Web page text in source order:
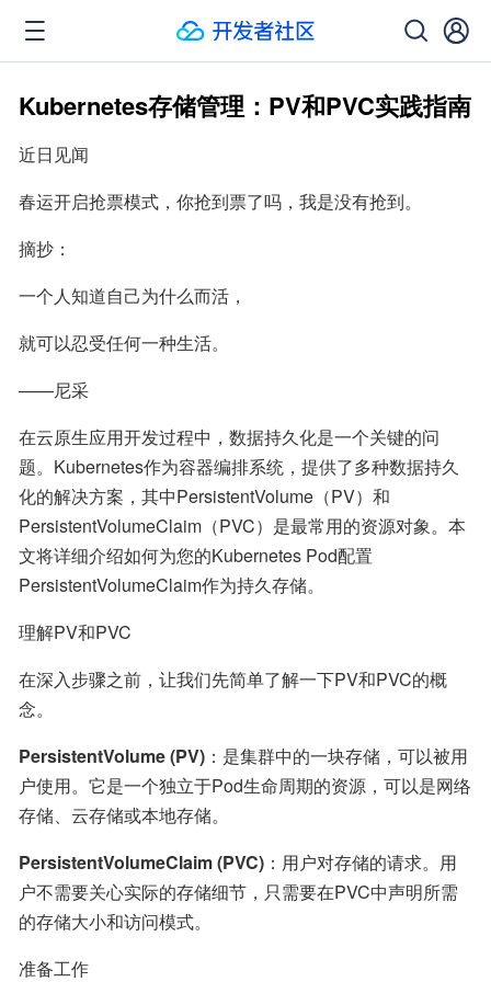
Kubernetes存储管理：PV和PVC实践指南
近日见闻
春运开启抢票模式，你抢到票了吗，我是没有抢到。
摘抄：
一个人知道自己为什么而活，
就可以忍受任何一种生活。
——尼采
在云原生应用开发过程中，数据持久化是一个关键的问
题。Kubernetes作为容器编排系统，提供了多种数据持久
化的解决方案，其中PersistentVolume（PV）和
PersistentVolumeClaim（PVC）是最常用的资源对象。本
文将详细介绍如何为您的Kubernetes Pod配置
PersistentVolumeClaim作为持久存储。
理解PV和PVC
在深入步骤之前，让我们先简单了解一下PV和PVC的概
念。
PersistentVolume (PV) ：是集群中的一块存储，可以被用
户使用。它是一个独立于Pod生命周期的资源，可以是网络
存储、云存储或本地存储。
PersistentVolumeClaim (PVC) ：用户对存储的请求。用
户不需要关心实际的存储细节，只需要在PVC中声明所需
的存储大小和访问模式。
准备工作